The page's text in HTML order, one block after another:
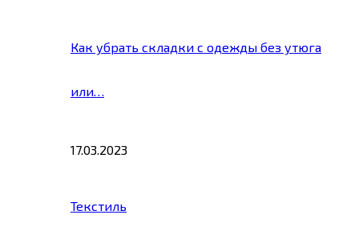
Как убрать складки с одежды без утюга
или…
17.03.2023
Текстиль